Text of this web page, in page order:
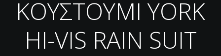
ΚΟΥΣΤΟΥΜΙ YORK
HI-VIS RAIN SUIT